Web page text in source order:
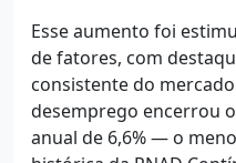
Esse aumento foi
de fatores, com
consistente do
desemprego encerrou
anual de 6,6% — o